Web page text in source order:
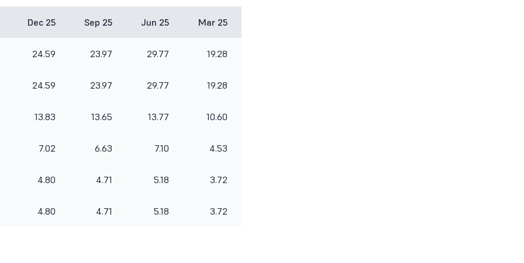
Dec 25 Sep 25 Jun 25 Mar 25
24.59 23.97 29.77 19.28
24.59 23.97 29.77 19.28
13.83 13.65 13.77 10.60
7.02 6.63 7.10 4.53
4.80 4.71 5.18 3.72
4.80 4.71 5.18 3.72